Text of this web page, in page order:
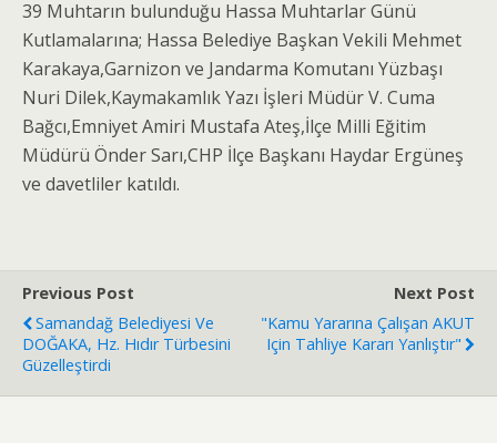
39 Muhtarın bulunduğu Hassa Muhtarlar Günü
Kutlamalarına; Hassa Belediye Başkan Vekili Mehmet
Karakaya,Garnizon ve Jandarma Komutanı Yüzbaşı
Nuri Dilek,Kaymakamlık Yazı İşleri Müdür V. Cuma
Bağcı,Emniyet Amiri Mustafa Ateş,İlçe Milli Eğitim
Müdürü Önder Sarı,CHP İlçe Başkanı Haydar Ergüneş
ve davetliler katıldı.
Previous Post
Samandağ Belediyesi Ve
DOĞAKA, Hz. Hıdır Türbesini
Güzelleştirdi
Next Post
"Kamu Yararına Çalışan AKUT
Için Tahliye Kararı Yanlıştır"